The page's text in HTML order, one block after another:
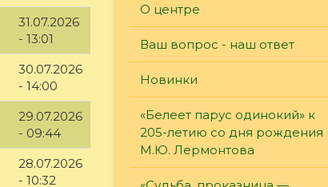
31.07.2026
- 13:01
30.07.2026
- 14:00
29.07.2026
- 09:44
28.07.2026
- 10:32
О центре
Ваш вопрос - наш ответ
Новинки
«Белеет парус одинокий» к
205-летию со дня рождения
М.Ю. Лермонтова